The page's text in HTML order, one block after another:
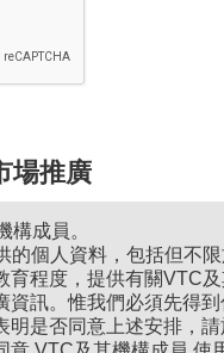
場推廣
構成員。
的個人資料，包括但不
育程度，提供有關VTC
資訊。惟我們必須先得
明是否同意上述安排，